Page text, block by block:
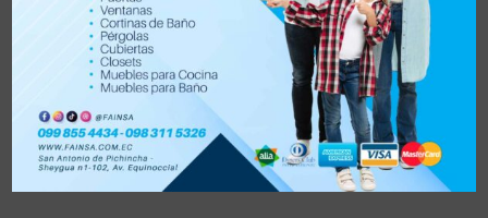
Filtrar
Orden por defecto